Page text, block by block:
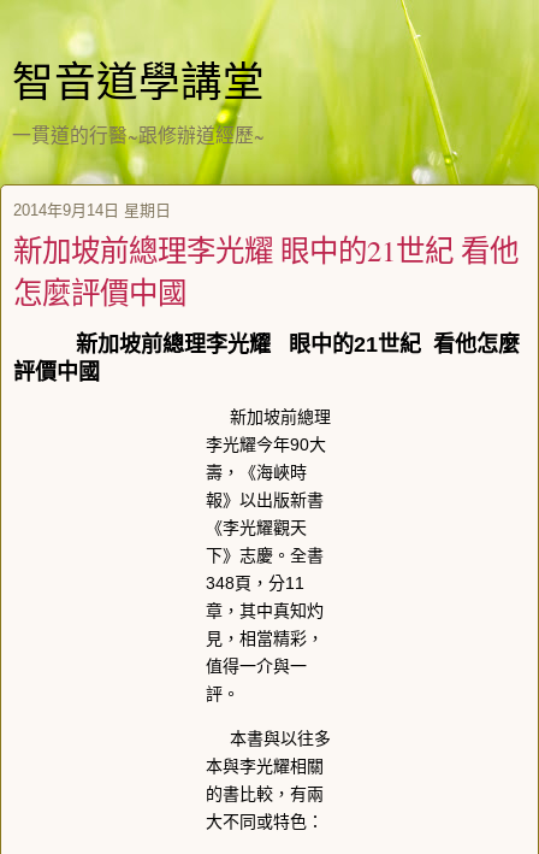
智音道學講堂
一貫道的行醫~跟修辦道經歷~
2014年9月14日 星期日
新加坡前總理李光耀 眼中的21世紀 看他
怎麼評價中國
新加坡前總理李光耀
眼中的21世紀 看他怎麼
評價中國
新加坡前總理
李光耀今年90大
壽，《海峽時
報》以出版新書
《李光耀觀天
下》志慶。全書
348頁，分11
章，其中真知灼
見，相當精彩，
值得一介與一
評。
本書與以往多
本與李光耀相關
的書比較，有兩
大不同或特色：